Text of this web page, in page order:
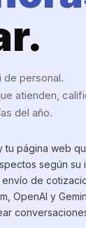
de personal.
atienden,
del año.
tu página web
según su
de
OpenAI y